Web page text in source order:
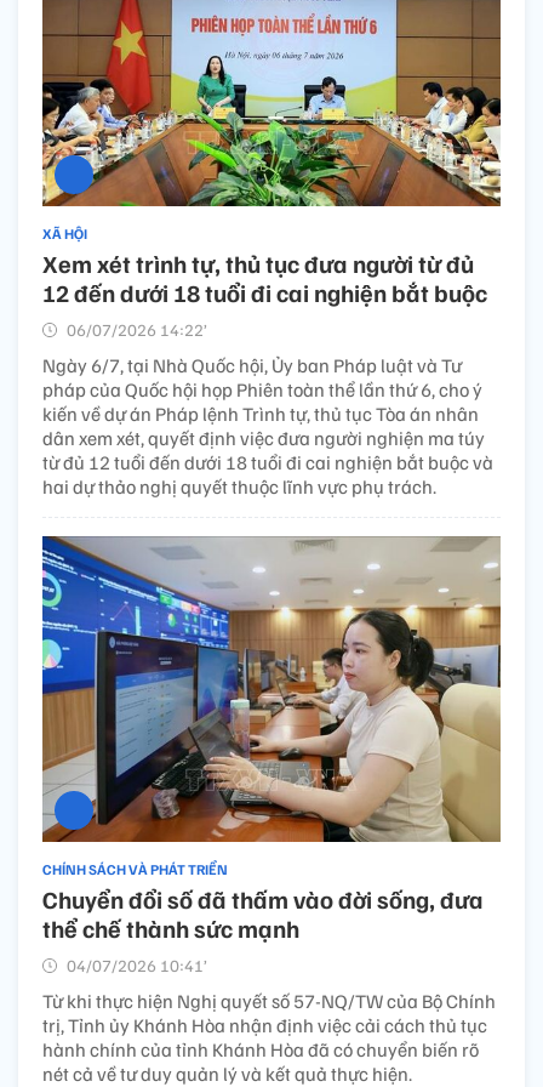
XÃ HỘI
Xem xét trình tự, thủ tục đưa người từ đủ
12 đến dưới 18 tuổi đi cai nghiện bắt buộc​
06/07/2026 14:22’
Ngày 6/7, tại Nhà Quốc hội, Ủy ban Pháp luật và Tư
pháp của Quốc hội họp Phiên toàn thể lần thứ 6, cho ý
kiến về dự án Pháp lệnh Trình tự, thủ tục Tòa án nhân
dân xem xét, quyết định việc đưa người nghiện ma túy
từ đủ 12 tuổi đến dưới 18 tuổi đi cai nghiện bắt buộc và
hai dự thảo nghị quyết thuộc lĩnh vực phụ trách.
CHÍNH SÁCH VÀ PHÁT TRIỂN
Chuyển đổi số đã thấm vào đời sống, đưa
thể chế thành sức mạnh
04/07/2026 10:41’
Từ khi thực hiện Nghị quyết số 57-NQ/TW của Bộ Chính
trị, Tỉnh ủy Khánh Hòa nhận định việc cải cách thủ tục
hành chính của tỉnh Khánh Hòa đã có chuyển biến rõ
nét cả về tư duy quản lý và kết quả thực hiện.